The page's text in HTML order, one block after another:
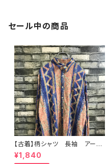
セール中の商品
【古着】柄シャツ 長袖 アー
ト レトロ クレイジー ブル
ー レーヨン
¥1,840